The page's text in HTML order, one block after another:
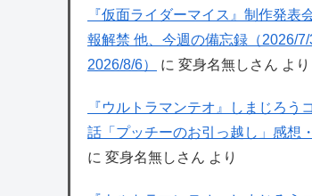
『仮面ライダーマイス』制作発表
報解禁 他、今週の備忘録（2026/7/
2026/8/6）
に 変身名無しさん より
『ウルトラマンテオ』しまじろう
話「プッチーのお引っ越し」感想
に 変身名無しさん より